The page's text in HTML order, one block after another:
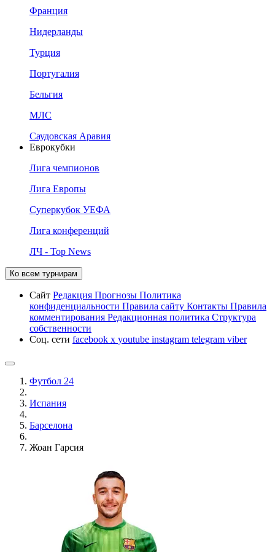
Франция
Нидерланды
Турция
Португалия
Бельгия
МЛС
Саудовская Аравия
Еврокубки
Лига чемпионов
Лига Европы
Суперкубок УЕФА
Лига конференций
ЛЧ - Top News
Ко всем турнирам
Сайт Редакция Прогнозы Политика
конфиденциальности Правила сайту Контакты Правила
комментирования Редакционная политика Структура
собственности
Соц. сети facebook x youtube instagram telegram viber
Футбол 24
Испания
Барселона
Жоан Гарсия